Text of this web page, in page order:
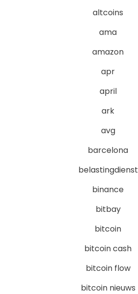
altcoins
ama
amazon
apr
april
ark
avg
barcelona
belastingdienst
binance
bitbay
bitcoin
bitcoin cash
bitcoin flow
bitcoin nieuws